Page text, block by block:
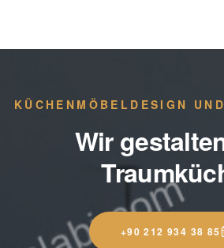
KÜCHENMÖBELDESIGN
Wir
+90 212 934 38 85